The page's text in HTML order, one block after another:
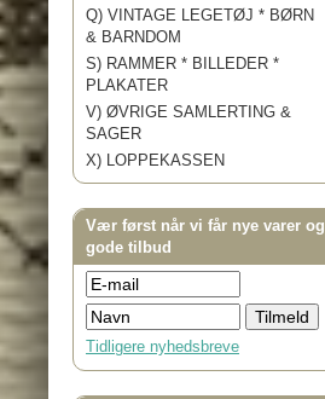
Q) VINTAGE LEGETØJ * BØRN
& BARNDOM
S) RAMMER * BILLEDER *
PLAKATER
V) ØVRIGE SAMLERTING &
SAGER
X) LOPPEKASSEN
Vær først når vi får nye varer og
gode tilbud
Tidligere nyhedsbreve